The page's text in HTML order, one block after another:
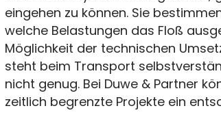
eingehen zu können. Sie
welche Belastungen das Floß
Möglichkeit der technischen
steht beim Transport
nicht genug. Bei Duwe & Partner
zeitlich begrenzte Projekte ein